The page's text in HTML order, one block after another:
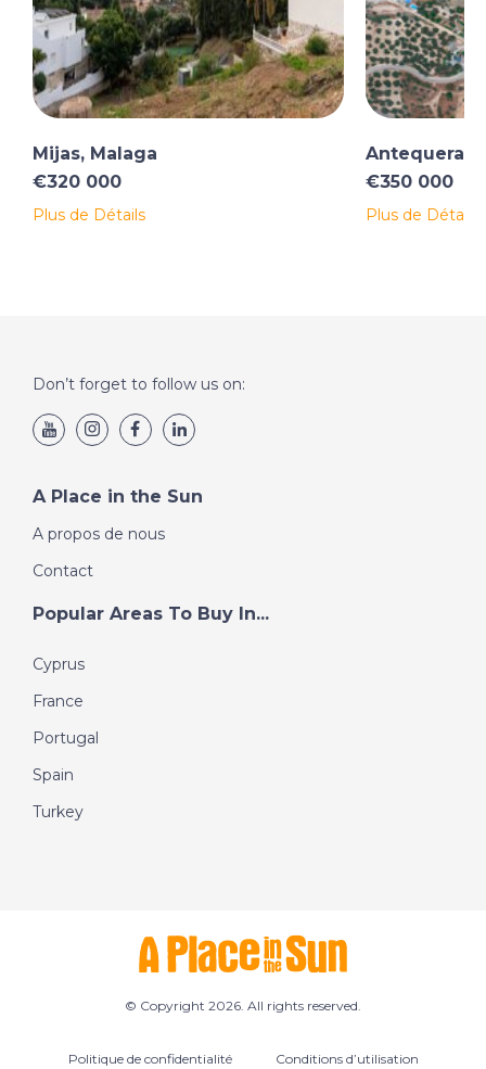
Mijas, Malaga
€320 000
Plus de Détails
Antequera,
€350 000
Plus de Détails
Don’t forget to follow us on:
A Place in the Sun
A propos de nous
Contact
Popular Areas To Buy In...
Cyprus
France
Portugal
Spain
Turkey
© Copyright 2026. All rights reserved.
Politique de confidentialité Conditions d’utilisation